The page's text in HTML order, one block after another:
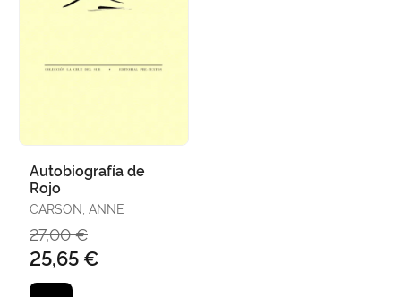
Autobiografía de
Rojo
CARSON, ANNE
27,00 €
25,65 €